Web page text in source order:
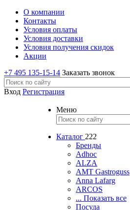
О компании
Контакты
Условия оплаты
Условия доставки
Условия получения скидок
Акции
+7 495 135-15-14 Заказать звонок
Вход Регистрация
Меню
Каталог 222
Бренды
Adhoc
ALZA
AMT Gastroguss
Anna Lafarg
ARCOS
... Показать все
Посуда